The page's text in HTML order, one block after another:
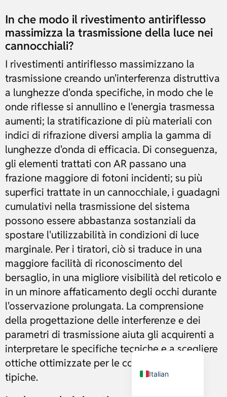
In che modo il rivestimento antiriflesso
massimizza la trasmissione della luce nei
cannocchiali?
I rivestimenti antiriflesso massimizzano la
trasmissione creando un'interferenza distruttiva
a lunghezze d'onda specifiche, in modo che le
onde riflesse si annullino e l'energia trasmessa
aumenti; la stratificazione di più materiali con
indici di rifrazione diversi amplia la gamma di
lunghezze d'onda di efficacia. Di conseguenza,
gli elementi trattati con AR passano una
frazione maggiore di fotoni incidenti; su più
superfici trattate in un cannocchiale, i guadagni
cumulativi nella trasmissione del sistema
possono essere abbastanza sostanziali da
spostare l'utilizzabilità in condizioni di luce
marginale. Per i tiratori, ciò si traduce in una
maggiore facilità di riconoscimento del
bersaglio, in una migliore visibilità del reticolo e
in un minore affaticamento degli occhi durante
l'osservazione prolungata. La comprensione
della progettazione delle interferenze e dei
parametri di trasmissione aiuta gli acquirenti a
interpretare le specifiche tecniche e a scegliere
ottiche ottimizzate per le condizioni di luce
tipiche.
Italian
English
Spanish
German
Portuguese
French
Ukrainian
Turkish
Japanese
Russian